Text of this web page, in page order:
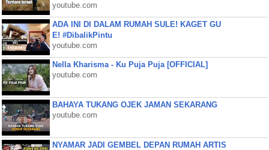
youtube.com
ADA INI DI DALAM RUMAH SULE! KAGET GU
E! #DibalikPintu
youtube.com
Nella Kharisma - Ku Puja Puja [OFFICIAL]
youtube.com
BAHAYA TUKANG OJEK JAMAN SEKARANG
youtube.com
NYAMAR JADI GEMBEL DEPAN RUMAH ARTIS